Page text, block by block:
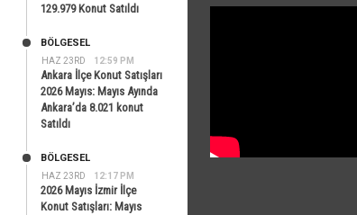
129.979 Konut Satıldı
HAZ 23RD 12:59 PM
BÖLGESEL
Ankara İlçe Konut Satışları
2026 Mayıs: Mayıs Ayında
Ankara’da 8.021 konut
Satıldı
HAZ 23RD 12:17 PM
BÖLGESEL
2026 Mayıs İzmir İlçe
Konut Satışları: Mayıs